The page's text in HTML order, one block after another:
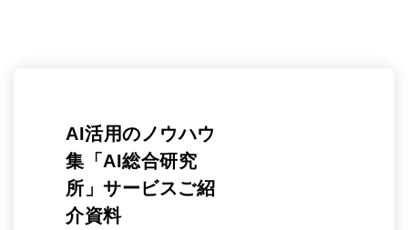
AI活用のノウハウ
集「AI総合研究
所」サービスご紹
介資料